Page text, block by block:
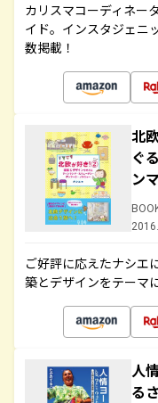
カリスマコーディネー
イド。インスタジェニ
数掲載！
北
ぐ
ン
ご好評に応えたナシエ
築とデザインをテーマ
人
る